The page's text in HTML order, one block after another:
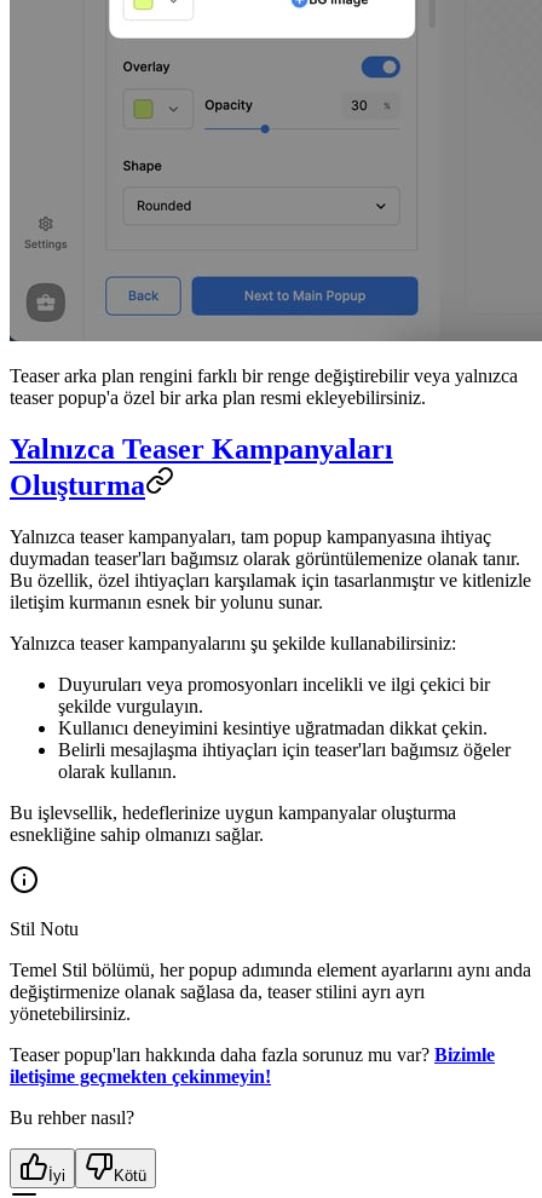
Teaser arka plan rengini farklı bir renge değiştirebilir veya yalnızca
teaser popup'a özel bir arka plan resmi ekleyebilirsiniz.
Yalnızca Teaser Kampanyaları
Oluşturma
Yalnızca teaser kampanyaları, tam popup kampanyasına ihtiyaç
duymadan teaser'ları bağımsız olarak görüntülemenize olanak tanır.
Bu özellik, özel ihtiyaçları karşılamak için tasarlanmıştır ve kitlenizle
iletişim kurmanın esnek bir yolunu sunar.
Yalnızca teaser kampanyalarını şu şekilde kullanabilirsiniz:
Duyuruları veya promosyonları incelikli ve ilgi çekici bir
şekilde vurgulayın.
Kullanıcı deneyimini kesintiye uğratmadan dikkat çekin.
Belirli mesajlaşma ihtiyaçları için teaser'ları bağımsız öğeler
olarak kullanın.
Bu işlevsellik, hedeflerinize uygun kampanyalar oluşturma
esnekliğine sahip olmanızı sağlar.
Stil Notu
Temel Stil bölümü, her popup adımında element ayarlarını aynı anda
değiştirmenize olanak sağlasa da, teaser stilini ayrı ayrı
yönetebilirsiniz.
Teaser popup'ları hakkında daha fazla sorunuz mu var? Bizimle
iletişime geçmekten çekinmeyin!
Bu rehber nasıl?
İyi Kötü